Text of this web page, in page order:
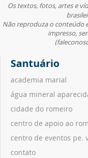
Os textos, fotos, artes e
Não reproduza o conteúdo
impresso,
Santuário
academia marial
água mineral
cidade do romeiro
centro de apoio ao
centro de eventos pe.
contato